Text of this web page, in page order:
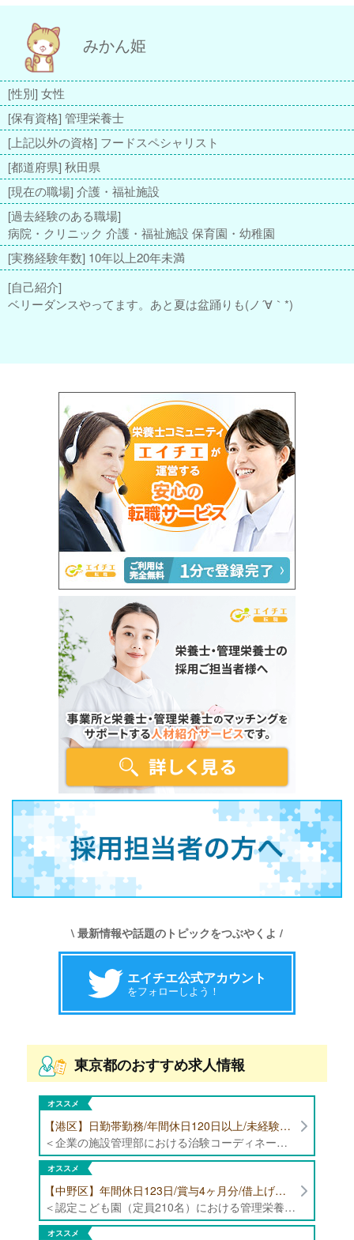
みかん姫
[性別] 女性
[保有資格] 管理栄養士
[上記以外の資格] フードスペシャリスト
[都道府県] 秋田県
[現在の職場] 介護・福祉施設
[過去経験のある職場]
病院・クリニック 介護・福祉施設 保育園・幼稚園
[実務経験年数] 10年以上20年未満
[自己紹介]
ベリーダンスやってます。あと夏は盆踊りも(ノ´∀｀*)
\ 最新情報や話題のトピックをつぶやくよ /
エイチエ公式アカウント
をフォローしよう！
東京都のおすすめ求人情報
オススメ
【港区】日勤帯勤務/年間休日120日以上/未経験者歓迎/健康食品の臨床試験に携わる管理栄養士・栄養士の治験コーディネーター募集！
＜企業の施設管理部における治験コーディネーター業務全般＞ ・健康食品の臨床試験に伴う指導 ・スケジュール調整等の被験者管理 ・データ収集、書類作成 ・医療機関にて被験者への説明や誘導 ・栄養指導、栄養計算
オススメ
【中野区】年間休日123日/賞与4ヶ月分/借上げ住宅制度あり 認定こども園（定員210名）にて管理栄養士・栄養士募集！
＜認定こども園（定員210名）における管理栄養士・栄養士業務全般＞ ・管理栄養士、栄養士業務全般
オススメ